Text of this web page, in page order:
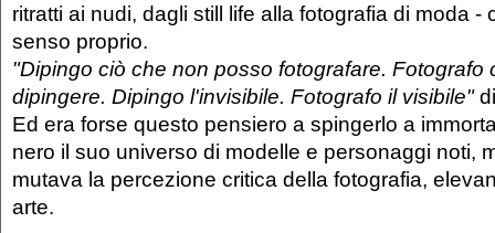
ritratti ai nudi, dagli still life alla fotografia di moda -
senso proprio.
"Dipingo ciò che non posso fotografare. Fotografo
dipingere. Dipingo l'invisibile. Fotografo il visibile"
Ed era forse questo pensiero a spingerlo a
nero il suo universo di modelle e personaggi noti,
mutava la percezione critica della fotografia,
arte.